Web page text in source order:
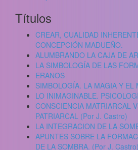
Títulos
CREAR, CUALIDAD
CONCEPCIÓN MADUEÑO.
ALUMBRANDO LA CAJA DE
LA SIMBOLOGÍA DE LAS
ERANOS
SIMBOLOGÍA. LA MAGIA Y EL
LO INIMAGINABLE.
CONSCIENCIA MATRIARCAL
PATRIARCAL (Por J. Castro)
LA INTEGRACION DE LA
APUNTES SOBRE LA
DE LA SOMBRA. (Por J. Castro)